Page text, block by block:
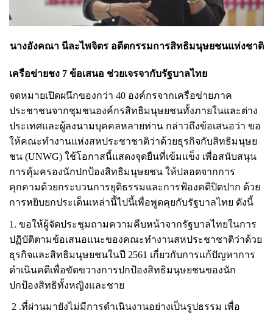
นางอังคณา นีละไพจิตร อดีตกรรมการสิทธิมนุษยชนแห่งชาติ
เครือข่ายชง 7 ข้อเสนอ ช่วยเจรจากับรัฐบาลไทย
จดหมายเปิดผนึกของกว่า 40 องค์กรจากเครือข่ายภาค
ประชาชนจากชุมชนองค์กรสิทธิมนุษยชนทั้งภายในและต่าง
ประเทศและผู้ลงนามบุคคลหลายท่าน กล่าวถึงข้อเสนอว่า ขอ
ให้คณะทำงานแห่งสหประชาชาติว่าด้วยธุรกิจกับสิทธิมนุษย
ชน (UNWG) ใช้โอกาสนี้แสดงจุดยืนที่เข้มแข็ง เพื่อสนับสนุน
การคุ้มครองนักปกป้องสิทธิมนุษยชน ให้ปลอดจากการ
คุกคามด้วยกระบวนการยุติธรรมและการฟ้องคดีปิดปาก ด้วย
การหยิบยกประเด็นเหล่านี้ไปนี้เพื่อพูดคุยกับรัฐบาลไทย ดังนี้
1. ขอให้ผู้จัดประชุมถามความคืบหน้าจากรัฐบาลไทยในการ
ปฏิบัติตามข้อเสนอแนะของคณะทำงานสหประชาชาติว่าด้วย
ธุรกิจและสิทธิมนุษยชนในปี 2561 เกี่ยวกับการแก้ปัญหาการ
ดำเนินคดีเพื่อขัดขวางการปกป้องสิทธิมนุษยชนของนัก
ปกป้องสิทธิทั้งหญิงและชาย
2 .ที่ผ่านมายังไม่มีการดำเนินงานอย่างเป็นรูปธรรม เพื่อ